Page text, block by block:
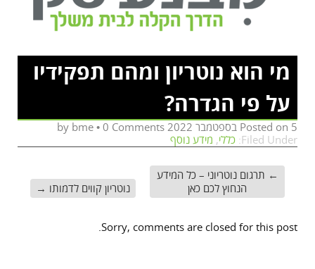
מי הוא נוטריון ומהם תפקידיו
על פי הגדרה?
Posted on 5 בספטמבר 2022 bme • 0 Comments
Filed Under: כללי, מידע נוסף
← תרגום נוטריוני – כל המידע
הנחוץ לכם כאן
נוטריון קווים לדמותו →
Sorry, comments are closed for this post.